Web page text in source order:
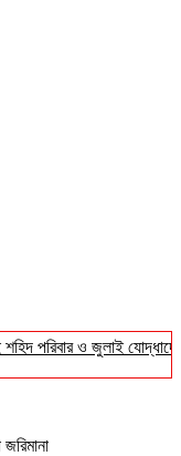
পরিবার ও জুলাই যোদ্ধাদের